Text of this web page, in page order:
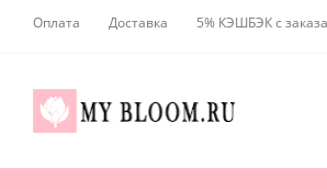
Оплата Доставка 5% КЭШБЭК с заказа